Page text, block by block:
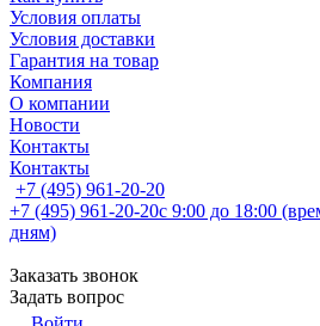
Условия оплаты
Условия доставки
Гарантия на товар
Компания
О компании
Новости
Контакты
Контакты
+7 (495) 961-20-20
+7 (495) 961-20-20с 9:00 до 18:00
дням)
Заказать звонок
Задать вопрос